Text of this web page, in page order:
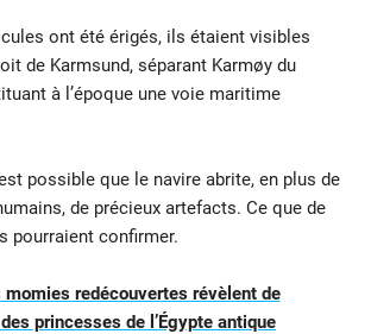
ont été érigés, ils étaient visibles
de Karmsund, séparant Karmøy du
à l’époque une voie maritime
possible que le navire abrite, en plus de
de précieux artefacts. Ce que de
pourraient confirmer.
momies redécouvertes révèlent de
princesses de l’Égypte antique